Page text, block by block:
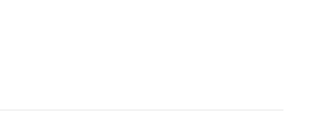
5, počet hodnotení: 139